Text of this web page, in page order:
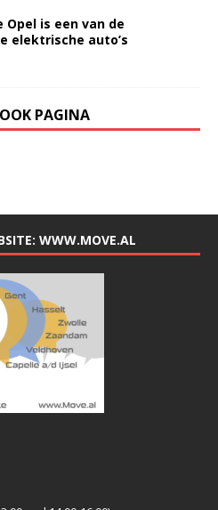
Opel is een van de
elektrische auto’s
PAGINA
WWW.MOVE.AL